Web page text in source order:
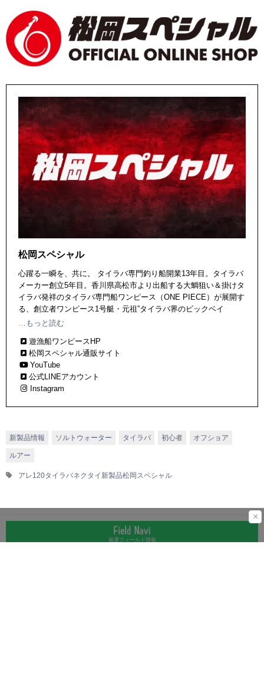
松岡スペシャル
心躍る一瞬を、共に。 タイラバ専門釣り船開業13年目。タイラバ
メーカー創立5年目。香川県高松市より出船する大鯛狙い＆掛けタ
イラバ発祥のタイラバ専門船ワンピース（ONE PIECE）が展開す
る、創立者ワンピース1号艇・元祖”タイラバ界のビックベイ
ト”＆”ナチュラルカラー”考案者「松岡船長」プロデュースのタイ
す新形状ネクタイの開発に日々励み、今後も船上開発でアングラ
ーの心が躍動する、唯一無二のものづくりに挑戦し続ける。
…もっと読む
遊漁船ワンピースHP
松岡スペシャル通販サイト
YouTube
公式LINEアカウント
Instagram
新製品情報 ソルトウォーター タイラバ 初心者 オフショア
ルアー
アレ120タイラバネクタイ 新製品松岡スペシャル
×
厳選フィールド情報